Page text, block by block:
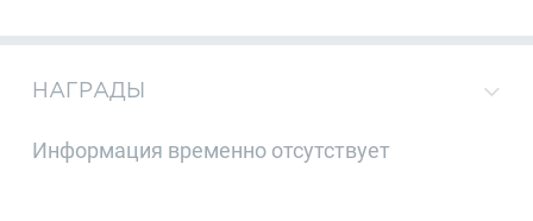
НАГРАДЫ
Информация временно отсутствует